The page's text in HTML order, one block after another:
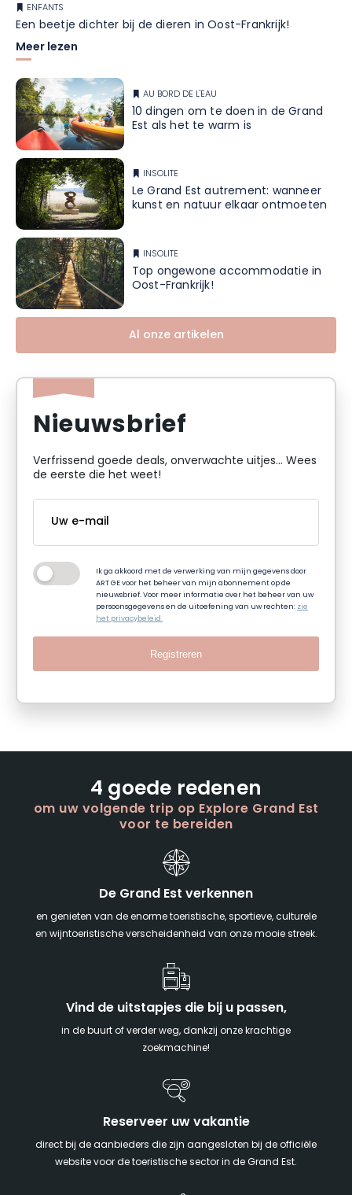
ENFANTS
Een beetje dichter bij de dieren in Oost-Frankrijk!
Meer lezen
AU BORD DE L'EAU
10 dingen om te doen in de Grand
Est als het te warm is
INSOLITE
Le Grand Est autrement: wanneer
kunst en natuur elkaar ontmoeten
INSOLITE
Top ongewone accommodatie in
Oost-Frankrijk!
Al onze artikelen
Nieuwsbrief
Verfrissend goede deals, onverwachte uitjes... Wees
de eerste die het weet!
Ik ga akkoord met de verwerking van mijn gegevens door
ART GE voor het beheer van mijn abonnement op de
nieuwsbrief. Voor meer informatie over het beheer van uw
persoonsgegevens en de uitoefening van uw rechten:zie
het privacybeleid.
Registreren
4 goede redenen
om uw volgende trip op Explore Grand Est
voor te bereiden
De Grand Est verkennen
en genieten van de enorme toeristische, sportieve, culturele
en wijntoeristische verscheidenheid van onze mooie streek.
Vind de uitstapjes die bij u passen,
in de buurt of verder weg, dankzij onze krachtige
zoekmachine!
Reserveer uw vakantie
direct bij de aanbieders die zijn aangesloten bij de officiële
website voor de toeristische sector in de Grand Est.